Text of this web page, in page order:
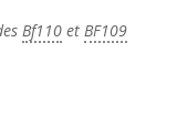
Bf110 et BF109